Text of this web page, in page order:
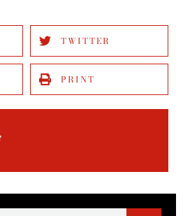
TWITTER
PRINT